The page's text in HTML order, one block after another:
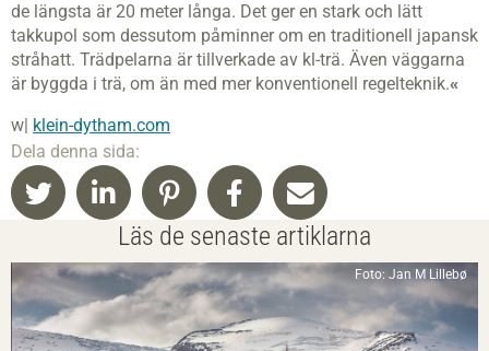
de längsta är 20 meter långa. Det ger en stark och lätt
takkupol som dessutom påminner om en traditionell japansk
stråhatt. Trädpelarna är tillverkade av kl-trä. Även väggarna
är byggda i trä, om än med mer konventionell regelteknik.«
w| klein-dytham.com
Dela denna sida:
Läs de senaste artiklarna
Foto: Jan M Lillebø